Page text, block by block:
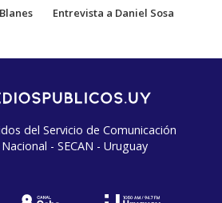
Entrevista a Daniel Sosa
del Servicio de Comunicación
- SECAN - Uruguay